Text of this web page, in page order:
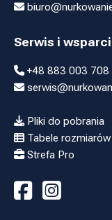
Serwis i
+48 883 003 708
Pliki do pobrania
Tabele rozmiarów
Strefa Pro